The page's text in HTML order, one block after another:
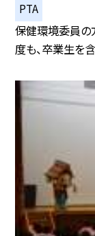
PTA
保健環境委員の
度も、卒業生を